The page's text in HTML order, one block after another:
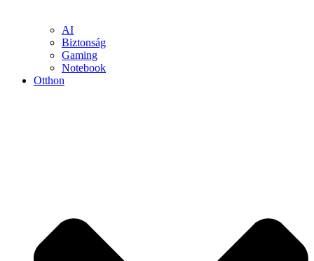
AI
Biztonság
Gaming
Notebook
Otthon